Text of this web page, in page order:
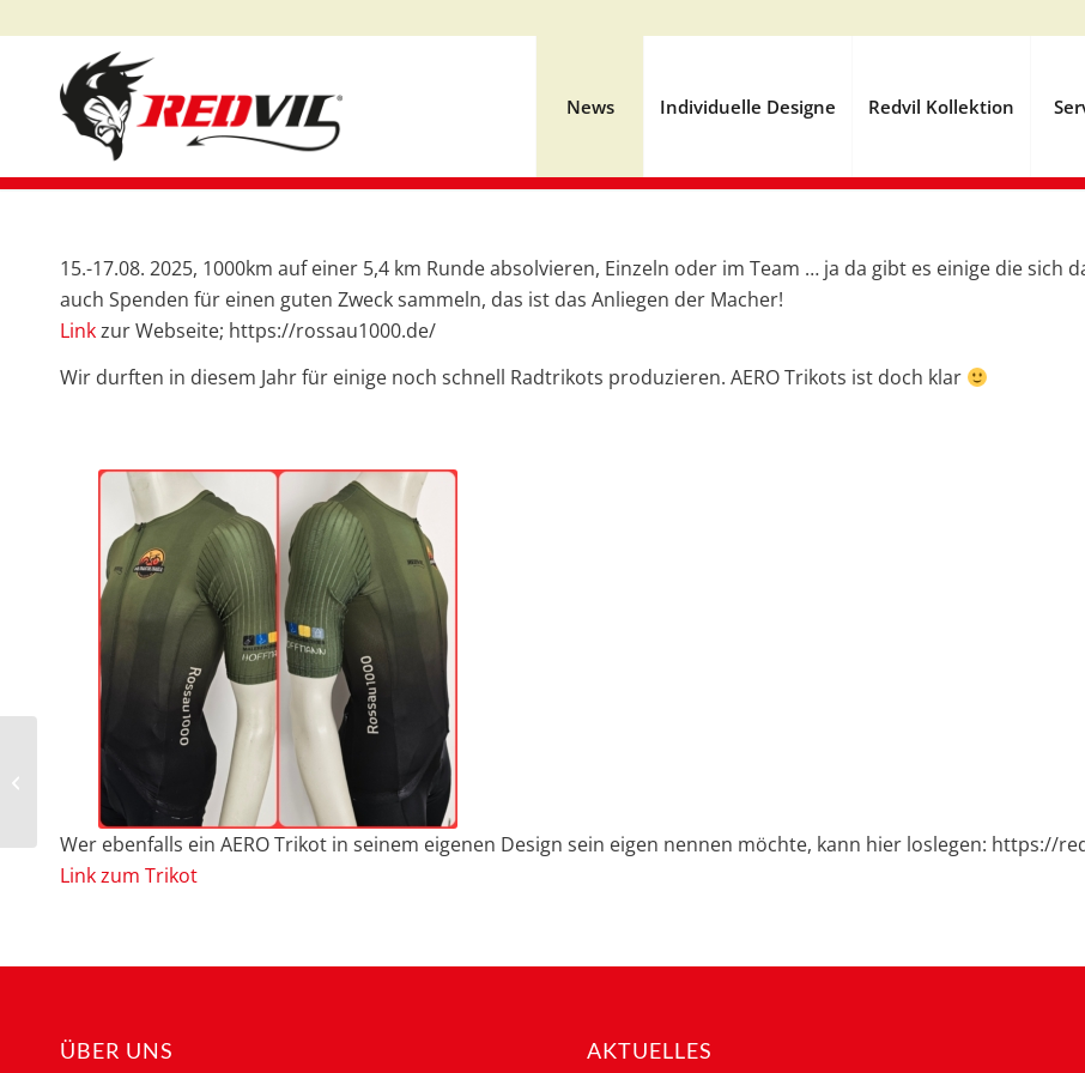
News Individuelle Designe Redvil Kollektion
15.-17.08. 2025, 1000km auf einer 5,4 km Runde absolvieren, Einzeln oder im Team … ja da gibt es einige die
auch Spenden für einen guten Zweck sammeln, das ist das Anliegen der Macher!
Linkzur Webseite; https://rossau1000.de/
Wir durften in diesem Jahr für einige noch schnell Radtrikots produzieren. AERO Trikots ist doch klar
Wer ebenfalls ein AERO Trikot in seinem eigenen Design sein eigen nennen möchte, kann hier loslegen:
Link zum Trikot
ÜBER UNS AKTUELLES